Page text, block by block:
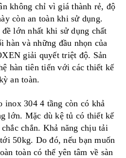
không chỉ vì giá thành rẻ, độ
còn an toàn khi sử dụng.
lớn nhất khi sử dụng chất
hàn và những đầu nhọn của
giải quyết triệt độ. Sản
hàn tiên tiến với các thiết kế
an toàn.
inox 304 4 tầng còn có khả
lớn. Mặc dù kệ tủ có thiết kế
chắn. Khả năng chịu tải
50kg. Do đó, nếu bạn muốn
toàn có thể yên tâm về sàn